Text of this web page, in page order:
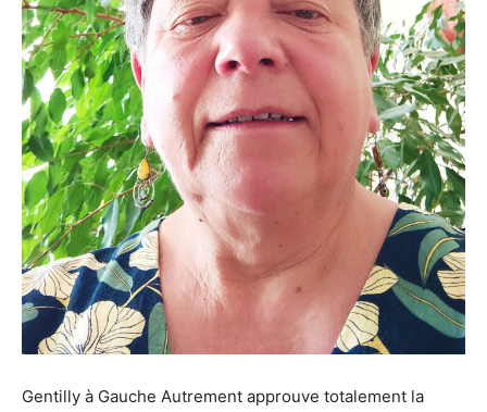
Gentilly à Gauche Autrement approuve totalement la